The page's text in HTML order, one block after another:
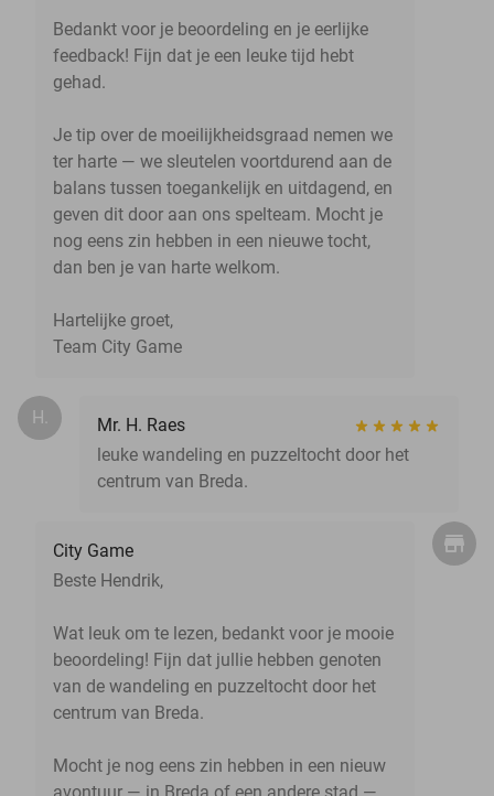
Bedankt voor je beoordeling en je eerlijke
feedback! Fijn dat je een leuke tijd hebt
gehad.
Je tip over de moeilijkheidsgraad nemen we
ter harte — we sleutelen voortdurend aan de
balans tussen toegankelijk en uitdagend, en
geven dit door aan ons spelteam. Mocht je
nog eens zin hebben in een nieuwe tocht,
dan ben je van harte welkom.
Hartelijke groet,
Team City Game
H.
Mr. H. Raes
leuke wandeling en puzzeltocht door het
centrum van Breda.
City Game
Beste Hendrik,
Wat leuk om te lezen, bedankt voor je mooie
beoordeling! Fijn dat jullie hebben genoten
van de wandeling en puzzeltocht door het
centrum van Breda.
Mocht je nog eens zin hebben in een nieuw